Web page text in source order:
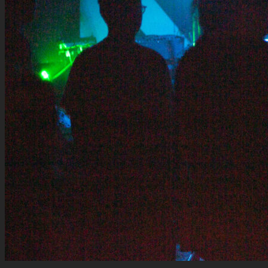
6—März—2015
more:
Klangfestival
leaving
the
habit
Impressum
Datenschutzerklärung
Newsletter
Facebook
Instagram
YouTube
E-Mail